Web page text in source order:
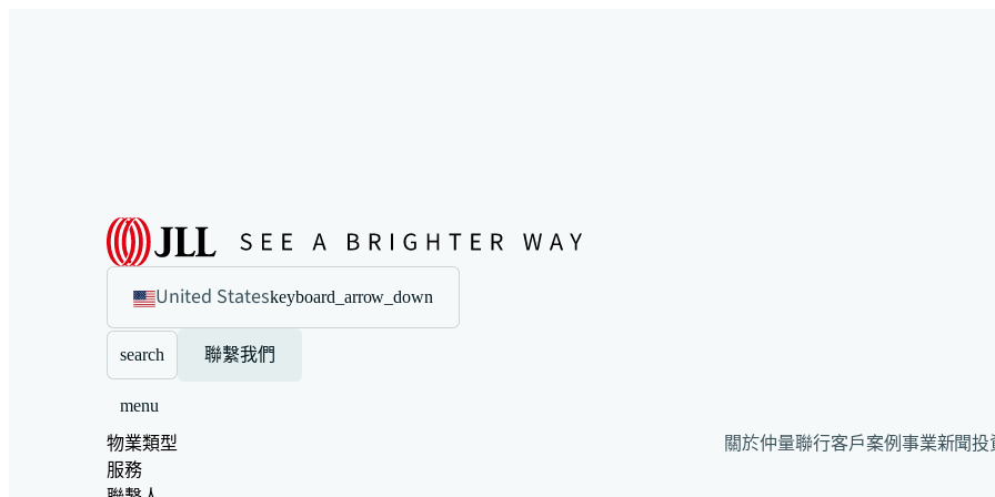
United Stateskeyboard_arrow_down
search 聯繫我們
menu
物業類型
服務
關於仲量聯行客戶案例事業新聞投